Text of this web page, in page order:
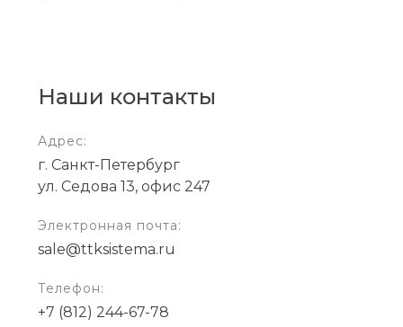
Наши контакты
Адрес:
г. Санкт-Петербург
ул. Седова 13, офис 247
Электронная почта:
sale@ttksistema.ru
Телефон:
+7 (812) 244-67-78